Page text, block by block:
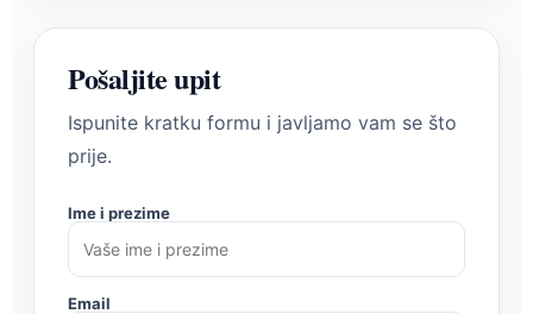
Pošaljite upit
Ispunite kratku formu i javljamo vam se što
prije.
Ime i prezime
Email